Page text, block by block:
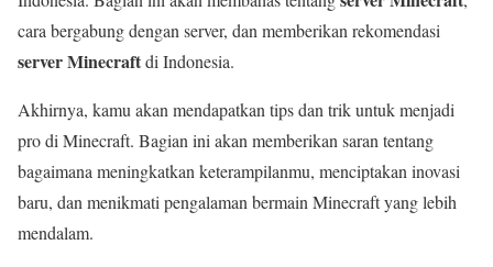
cara bergabung dengan server, dan memberikan rekomendasi
server Minecraftdi Indonesia.
Akhirnya, kamu akan mendapatkan tips dan trik untuk menjadi
pro di Minecraft. Bagian ini akan memberikan saran tentang
bagaimana meningkatkan keterampilanmu, menciptakan inovasi
baru, dan menikmati pengalaman bermain Minecraft yang lebih
mendalam.